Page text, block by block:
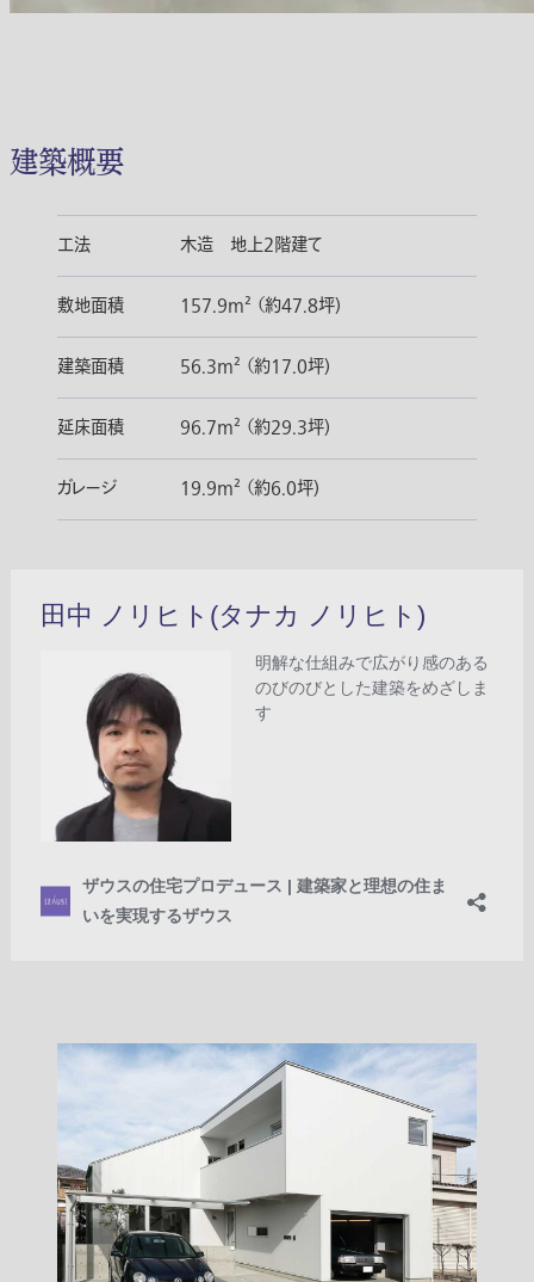
建築概要
工法 木造 地上2階建て
敷地面積 157.9m² （約47.8坪)
建築面積 56.3m² （約17.0坪)
延床面積 96.7m² （約29.3坪)
ガレージ 19.9m² （約6.0坪)